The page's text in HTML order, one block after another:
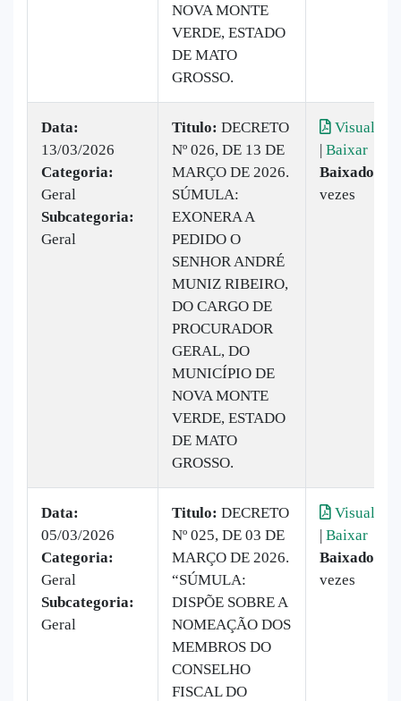
NOVA MONTE
VERDE, ESTADO
DE MATO
GROSSO.
Data:
13/03/2026
Categoria:
Geral
Subcategoria:
Geral
Titulo: DECRETO
Nº 026, DE 13 DE
MARÇO DE 2026.
SÚMULA:
EXONERA A
PEDIDO O
SENHOR ANDRÉ
MUNIZ RIBEIRO,
DO CARGO DE
PROCURADOR
GERAL, DO
MUNICÍPIO DE
NOVA MONTE
VERDE, ESTADO
DE MATO
GROSSO.
Visualizar
| Baixar
Baixado:
vezes
Data:
05/03/2026
Categoria:
Geral
Subcategoria:
Geral
Titulo: DECRETO
Nº 025, DE 03 DE
MARÇO DE 2026.
“SÚMULA:
DISPÕE SOBRE A
NOMEAÇÃO DOS
MEMBROS DO
CONSELHO
FISCAL DO
Visualizar
| Baixar
Baixado:
vezes